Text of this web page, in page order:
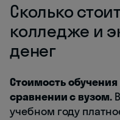
Сколько
колледже и
денег
Стоимость
сравнении с вузом.
учебном году